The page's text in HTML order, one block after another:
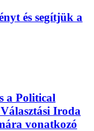
és segítjük a
a Political
Iroda
vonatkozó